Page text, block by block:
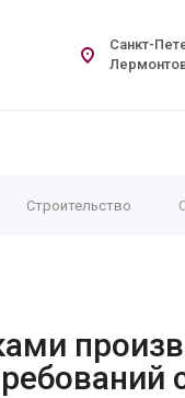
Санкт-
Строительство